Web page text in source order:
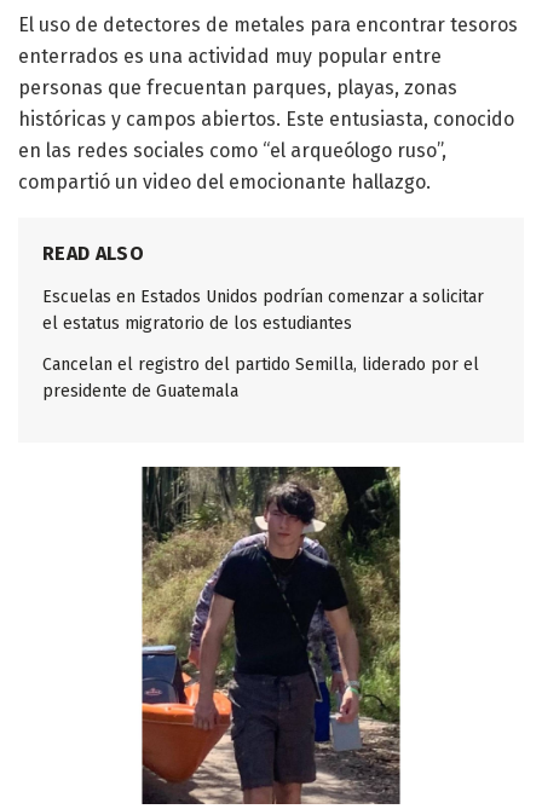
El uso de detectores de metales para encontrar tesoros
enterrados es una actividad muy popular entre
personas que frecuentan parques, playas, zonas
históricas y campos abiertos. Este entusiasta, conocido
en las redes sociales como “el arqueólogo ruso”,
compartió un video del emocionante hallazgo.
READ ALSO
Escuelas en Estados Unidos podrían comenzar a solicitar
el estatus migratorio de los estudiantes
Cancelan el registro del partido Semilla, liderado por el
presidente de Guatemala